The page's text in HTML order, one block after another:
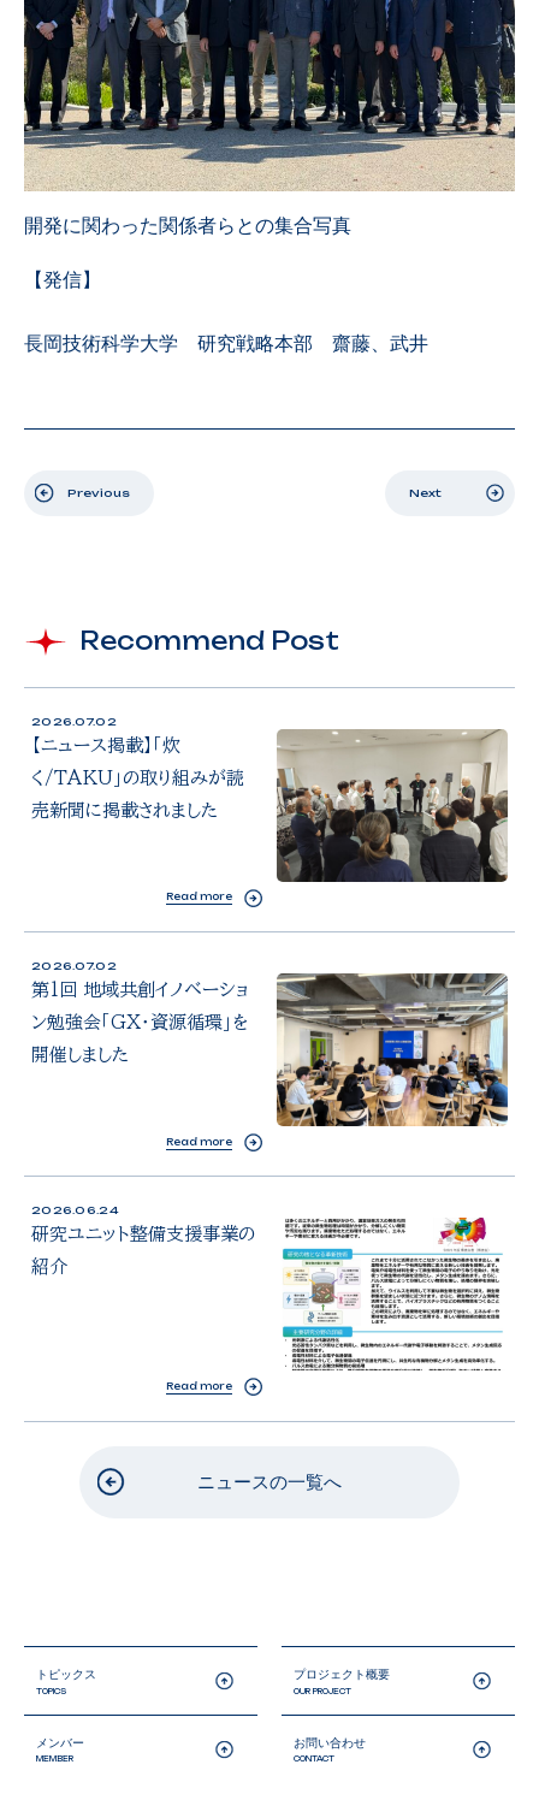
開発に関わった関係者らとの集合写真
【発信】
長岡技術科学大学 研究戦略本部 齋藤、武井
Previous Next
Recommend Post
2026.07.02
【ニュース掲載】「炊
く/TAKU」の取り組みが読
売新聞に掲載されました
Read more
2026.07.02
第1回 地域共創イノベーショ
ン勉強会「GX・資源循環」を
開催しました
Read more
2026.06.24
研究ユニット整備支援事業の
紹介
Read more
ニュースの一覧へ
トピックス
TOPICS
プロジェクト概要
OUR PROJECT
メンバー
MEMBER
お問い合わせ
CONTACT